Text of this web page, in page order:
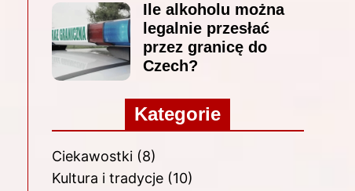
Ile alkoholu można
legalnie przesłać
przez granicę do
Czech?
Kategorie
Ciekawostki(8)
Kultura i tradycje(10)